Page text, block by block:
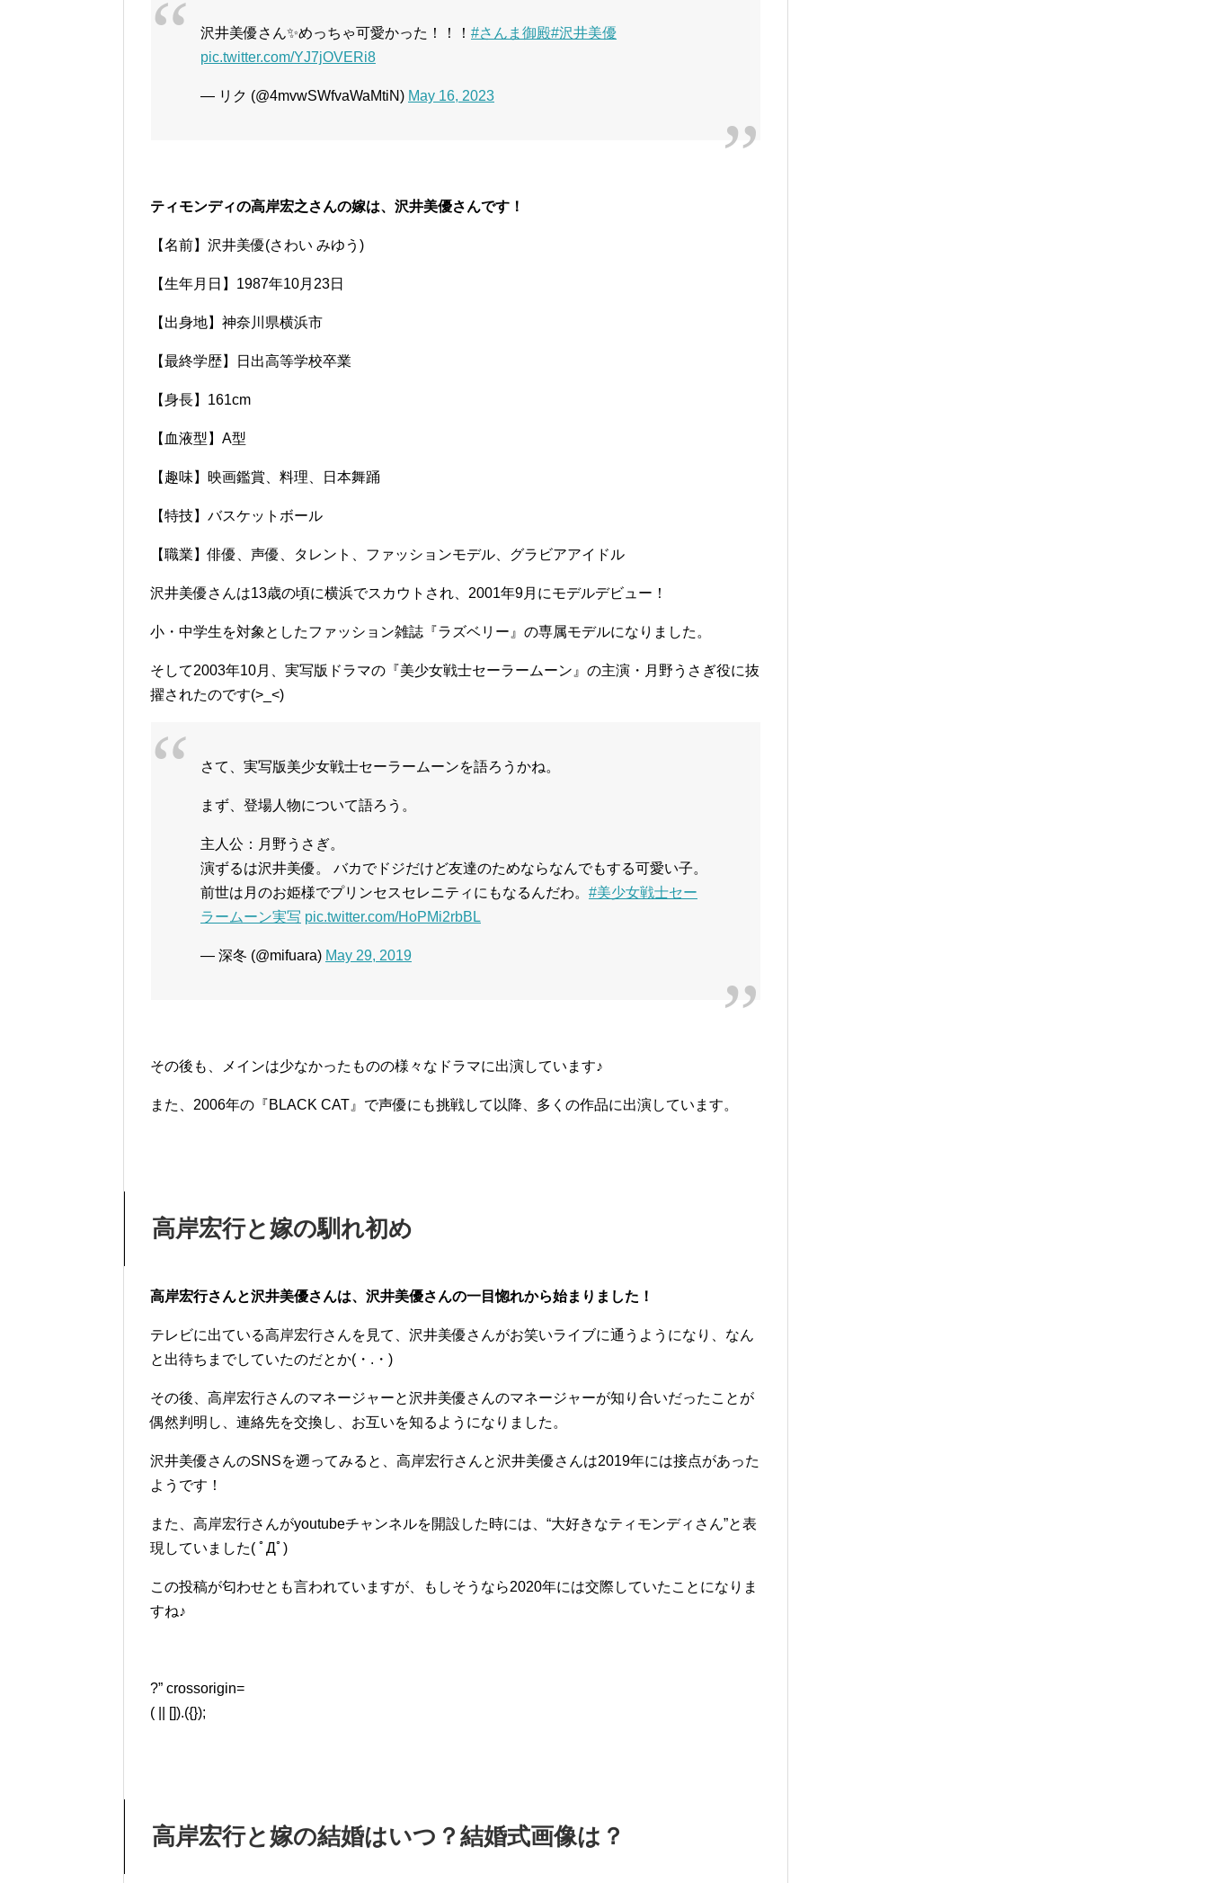
沢井美優さん✨めっちゃ可愛かった！！！ #さんま御殿#沢井美優
pic.twitter.com/YJ7jOVERi8
— リク (@4mvwSWfvaWaMtiN) May 16, 2023
ティモンディの高岸宏之さんの嫁は、沢井美優さんです！
【名前】沢井美優(さわい みゆう)
【生年月日】1987年10月23日
【出身地】神奈川県横浜市
【最終学歴】日出高等学校卒業
【身長】161cm
【血液型】A型
【趣味】映画鑑賞、料理、日本舞踊
【特技】バスケットボール
【職業】俳優、声優、タレント、ファッションモデル、グラビアアイドル
沢井美優さんは13歳の頃に横浜でスカウトされ、2001年9月にモデルデビュー！
小・中学生を対象としたファッション雑誌『ラズベリー』の専属モデルになりました。
そして2003年10月、実写版ドラマの『美少女戦士セーラームーン』の主演・月野うさぎ役に抜
擢されたのです(>_<)
さて、実写版美少女戦士セーラームーンを語ろうかね。
まず、登場人物について語ろう。
主人公：月野うさぎ。
演ずるは沢井美優。 バカでドジだけど友達のためならなんでもする可愛い子。
前世は月のお姫様でプリンセスセレニティにもなるんだわ。 #美少女戦士セー
ラームーン実写 pic.twitter.com/HoPMi2rbBL
— 深冬 (@mifuara) May 29, 2019
その後も、メインは少なかったものの様々なドラマに出演しています♪
また、2006年の『BLACK CAT』で声優にも挑戦して以降、多くの作品に出演しています。
高岸宏行と嫁の馴れ初め
高岸宏行さんと沢井美優さんは、沢井美優さんの一目惚れから始まりました！
テレビに出ている高岸宏行さんを見て、沢井美優さんがお笑いライブに通うようになり、なん
と出待ちまでしていたのだとか(・.・)
その後、 高岸宏行さんのマネージャーと沢井美優さんのマネージャーが知り合いだったことが
偶然判明し、連絡先を交換し、お互いを知るようになりました。
沢井美優さんのSNSを遡ってみると、 高岸宏行さんと沢井美優さんは2019年には接点があった
ようです！
また、 高岸宏行さんがyoutubeチャンネルを開設した時には、“大好きなティモンディさん”と表
現していました( ﾟДﾟ)
この投稿が匂わせとも言われていますが、もしそうなら2020年には交際していたことになりま
すね♪
?” crossorigin=
( || []).({});
高岸宏行と嫁の結婚はいつ？結婚式画像は？